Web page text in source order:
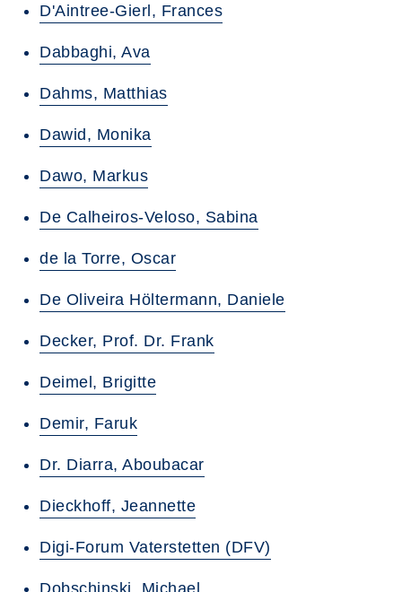
D'Aintree-Gierl, Frances
Dabbaghi, Ava
Dahms, Matthias
Dawid, Monika
Dawo, Markus
De Calheiros-Veloso, Sabina
de la Torre, Oscar
De Oliveira Höltermann, Daniele
Decker, Prof. Dr. Frank
Deimel, Brigitte
Demir, Faruk
Dr. Diarra, Aboubacar
Dieckhoff, Jeannette
Digi-Forum Vaterstetten (DFV)
Dobschinski, Michael